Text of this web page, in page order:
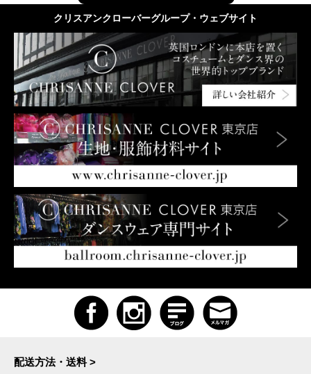
クリスアンクローバーグループ・ウェブサイト
配送方法・送料 >